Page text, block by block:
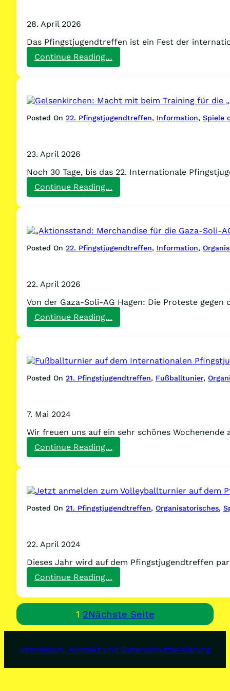
28. April 2026
Das Pfingstjugendtreffen ist ein Fest der
Continue Reading…
Internationales
Antifaschistisch
und
selbstorganisiert!
Posted On 22. Pfingstjugendtreffen, Information, Spiele
23. April 2026
Noch 30 Tage, bis das 22. Internationale
Continue Reading…
Gelsenkirchen:
beim
Training
für
die
Posted On 22. Pfingstjugendtreffen, Information,
22. April 2026
Von der Gaza-Soli-AG Hagen: Die Proteste
Continue Reading…
„Aktionsstand:
die
Gaza-
Soli-
AGs!“
T-
und
ohne
Posted On 21. Pfingstjugendtreffen, Fußballtunier,
7. Mai 2024
Wir freuen uns auf ein sehr schönes
Continue Reading…
Fußballturnier
Internationalen
Pfingstjugendtreffen
Posted On 21. Pfingstjugendtreffen, Organisatorisches,
22. April 2024
Dieses Jahr wird auf dem Pfingstjugendtreffen
Continue Reading…
Jetzt
anmelden
zum
Volleyballturnier
auf
Pfingstjugendtreffen!
1 2Nächste Seite
Impressum, Kontakt und Datenschutzerklärung